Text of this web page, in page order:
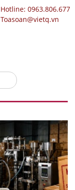
Hotline: 0963.806.677
Toasoan@vietq.vn